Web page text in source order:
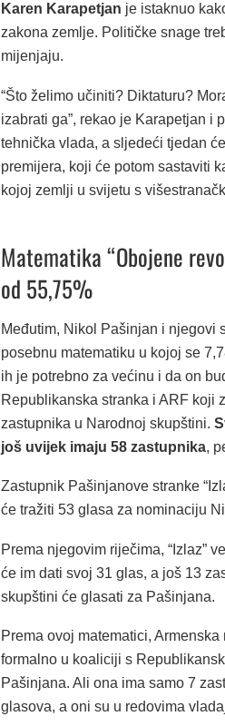
Karen Karapetjan je istaknuo
zakona zemlje. Političke snage
mijenjaju.
“Što želimo učiniti? Diktaturu?
izabrati ga”, rekao je Karapetjan i
tehnička vlada, a sljedeći tjedan
premijera, koji će potom sastaviti
kojoj zemlji u svijetu s
Matematika “Obojene
od 55,75%
Međutim, Nikol Pašinjan i njegovi
posebnu matematiku u kojoj se
ih je potrebno za većinu i da on
Republikanska stranka i ARF koji
zastupnika u Narodnoj skupštini.
još uvijek imaju 58 zastupnika,
Zastupnik Pašinjanove stranke
će tražiti 53 glasa za nominaciju
Prema njegovim riječima, “Izlaz”
će im dati svoj 31 glas, a još 13
skupštini će glasati za Pašinjana.
Prema ovoj matematici,
formalno u koaliciji s
Pašinjana. Ali ona ima samo 7
glasova, a oni su u redovima